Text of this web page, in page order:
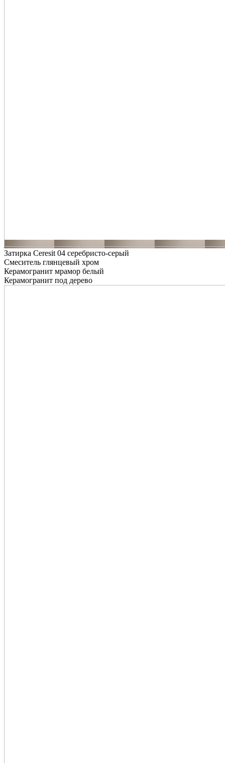
Затирка Ceresit 04 серебристо-серый
Смеситель глянцевый хром
Керамогранит мрамор белый
Керамогранит под дерево